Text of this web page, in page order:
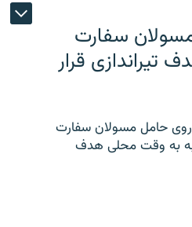
سفارت
تیراندازی قرار
حامل مسولان سفارت
به وقت محلی هدف